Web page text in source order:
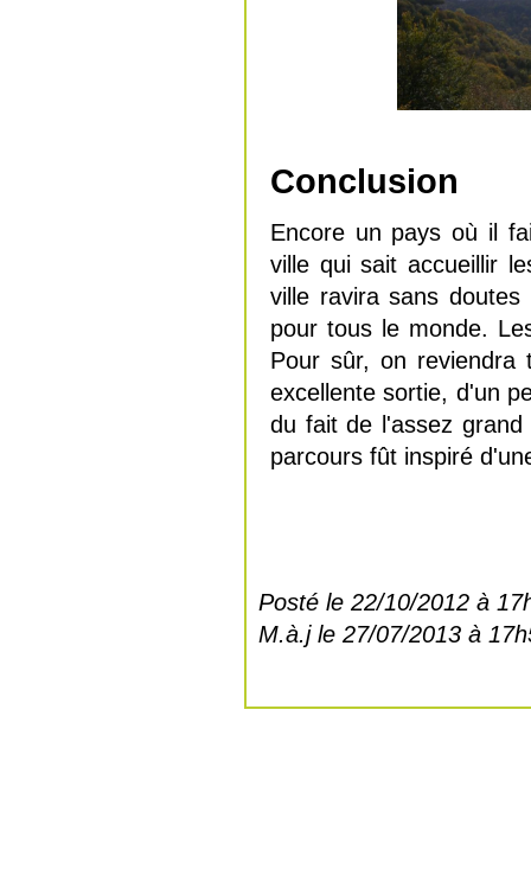
Conclusion
Encore un pays où il
ville qui sait accueillir
ville ravira sans
pour tous le monde.
Pour sûr, on reviendra
excellente sortie, d'un
du fait de l'assez
parcours fût inspiré
Posté le 22/10/2012 à
M.à.j le 27/07/2013 à